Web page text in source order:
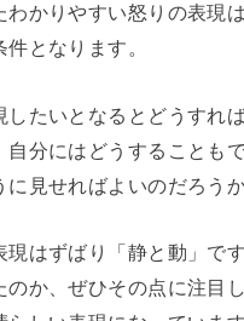
かりやすい怒りの表現
となります。
たいとなるとどうすれ
分にはどうすることも
見せればよいのだろうか
はずばり「静と動」で
か、ぜひその点に注目